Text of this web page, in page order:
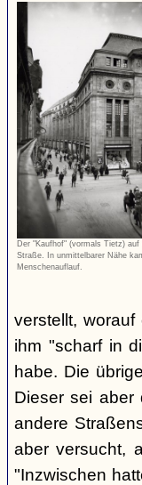
Der "Kaufhof" (vormals Tietz) auf
Straße. In unmittelbarer Nähe
Menschenauflauf.
verstellt,
ihm "scharf in
habe. Die
Dieser sei aber
andere
aber versucht,
"Inzwischen